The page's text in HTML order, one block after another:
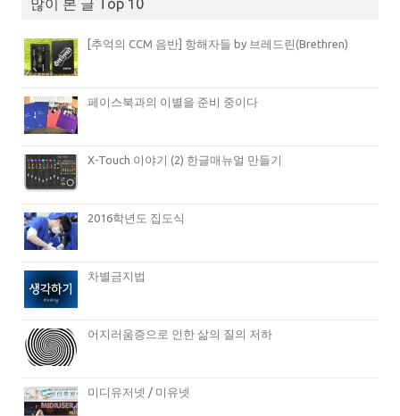
많이 본 글 Top 10
[추억의 CCM 음반] 항해자들 by 브레드린(Brethren)
페이스북과의 이별을 준비 중이다
X-Touch 이야기 (2) 한글매뉴얼 만들기
2016학년도 집도식
차별금지법
어지러움증으로 인한 삶의 질의 저하
미디유저넷 / 미유넷